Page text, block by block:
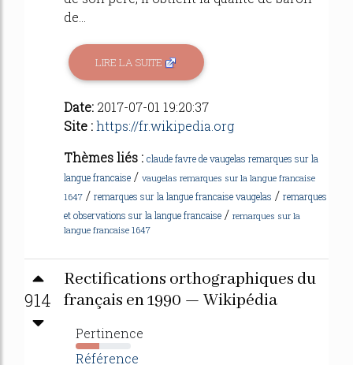
de...
LIRE LA SUITE
Date: 2017-07-01 19:20:37
Site :https://fr.wikipedia.org
Thèmes liés : claude favre de vaugelas remarques sur la
langue francaise / vaugelas remarques sur la langue francaise
1647 / remarques sur la langue francaise vaugelas / remarques
et observations sur la langue francaise / remarques sur la
langue francaise 1647
914
Rectifications orthographiques du
français en 1990 — Wikipédia
Pertinence
43%
Référence